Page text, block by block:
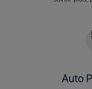
Auto